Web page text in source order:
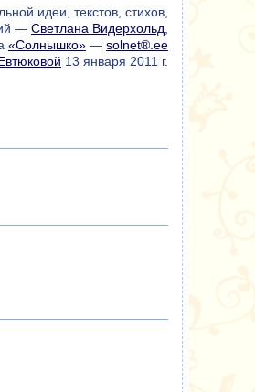
идеи, текстов, стихов,
— Светлана Видерхольд,
«Солнышко» — solnet®.ee
13 января 2011 г.